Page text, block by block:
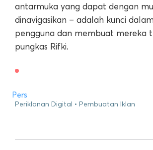
antarmuka yang dapat dengan
dinavigasikan – adalah kunci
pengguna dan membuat mereka
pungkas Rifki.
Pers
Periklanan Digital Pembuatan Iklan